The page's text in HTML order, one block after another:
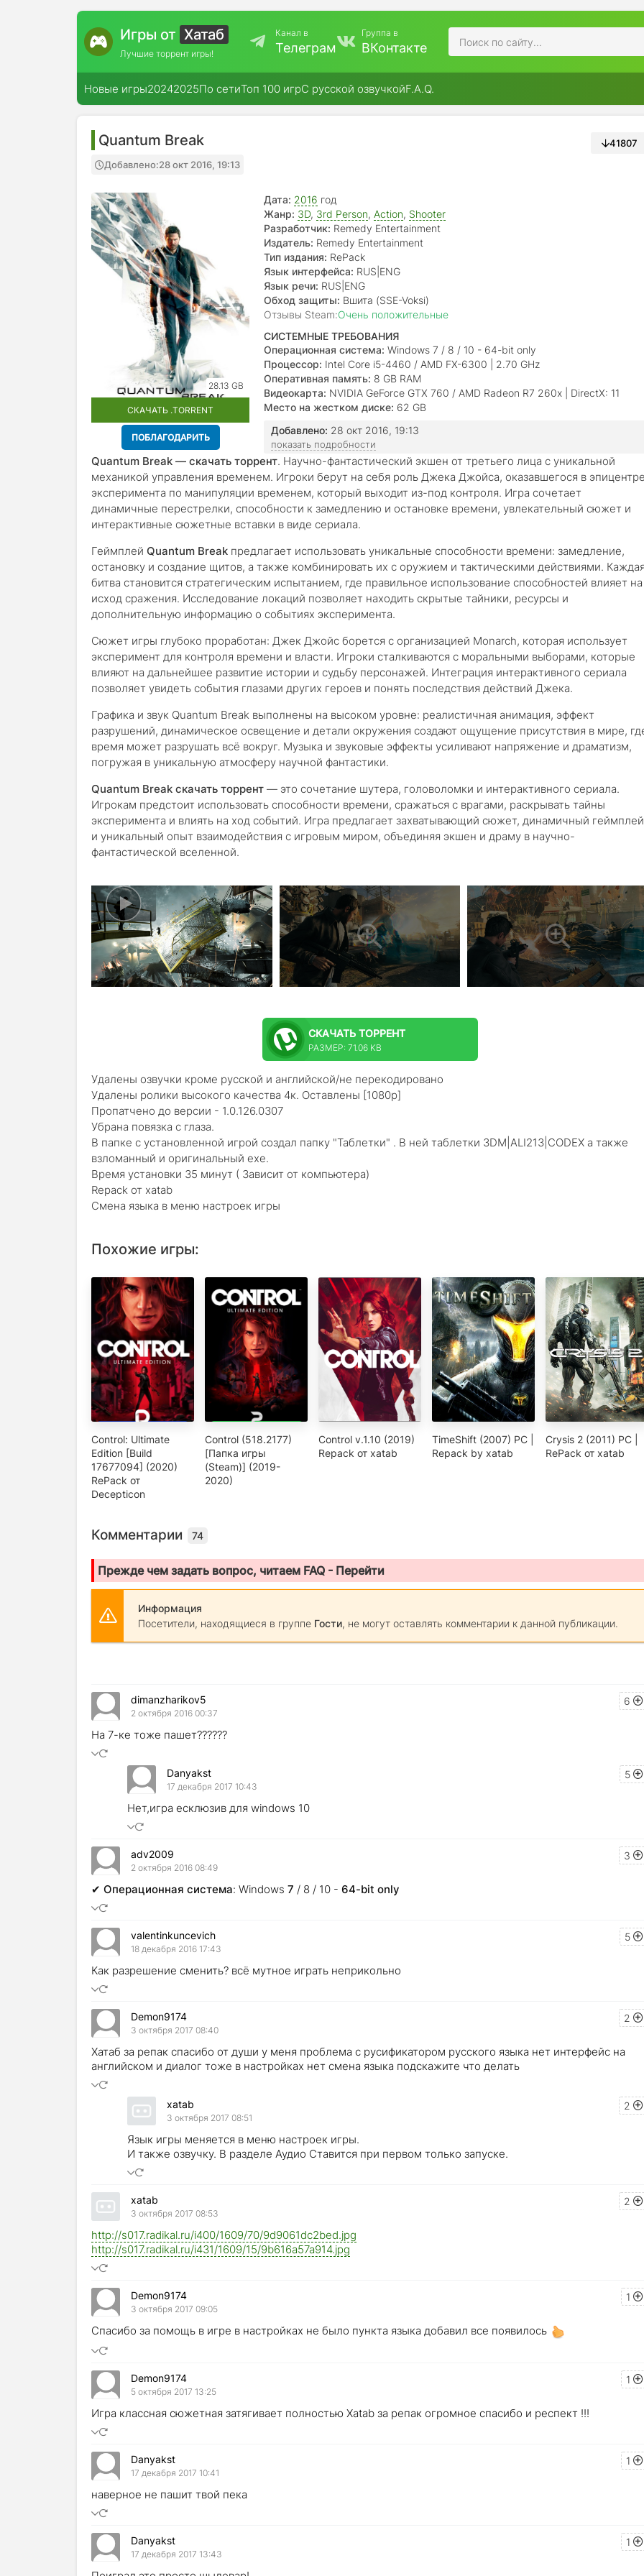
Игры от Хатаб
Лучшие торрент игры!
Канал в
Телеграм
Группа в
ВКонтакте
Новые игры20242025По сетиТоп 100 игрС русской озвучкойF.A.Q.
Quantum Break
Добавлено:28 окт 2016, 19:13
41807
28.13 GB
СКАЧАТЬ .TORRENT
ПОБЛАГОДАРИТЬ
Дата: 2016 год
Жанр: 3D, 3rd Person, Action, Shooter
Разработчик: Remedy Entertainment
Издатель: Remedy Entertainment
Тип издания: RePack
Язык интерфейса: RUS|ENG
Язык речи: RUS|ENG
Обход защиты: Вшита (SSE-Voksi)
Отзывы Steam:Очень положительные
СИСТЕМНЫЕ ТРЕБОВАНИЯ
Операционная система: Windows 7 / 8 / 10 - 64-bit only
Процессор: Intel Core i5-4460 / AMD FX-6300 | 2.70 GHz
Оперативная память: 8 GB RAM
Видеокарта: NVIDIA GeForce GTX 760 / AMD Radeon R7 260x | DirectX: 11
Место на жестком диске: 62 GB
Добавлено: 28 окт 2016, 19:13
показать подробности
Quantum Break — скачать торрент. Научно-фантастический экшен от третьего лица с уникальной
механикой управления временем. Игроки берут на себя роль Джека Джойса, оказавшегося в эпицентре
эксперимента по манипуляции временем, который выходит из-под контроля. Игра сочетает
динамичные перестрелки, способности к замедлению и остановке времени, увлекательный сюжет и
интерактивные сюжетные вставки в виде сериала.
Геймплей Quantum Break предлагает использовать уникальные способности времени: замедление,
остановку и создание щитов, а также комбинировать их с оружием и тактическими действиями. Каждая
битва становится стратегическим испытанием, где правильное использование способностей влияет на
исход сражения. Исследование локаций позволяет находить скрытые тайники, ресурсы и
дополнительную информацию о событиях эксперимента.
Сюжет игры глубоко проработан: Джек Джойс борется с организацией Monarch, которая использует
эксперимент для контроля времени и власти. Игроки сталкиваются с моральными выборами, которые
влияют на дальнейшее развитие истории и судьбу персонажей. Интеграция интерактивного сериала
позволяет увидеть события глазами других героев и понять последствия действий Джека.
Графика и звук Quantum Break выполнены на высоком уровне: реалистичная анимация, эффект
разрушений, динамическое освещение и детали окружения создают ощущение присутствия в мире,
время может разрушать всё вокруг. Музыка и звуковые эффекты усиливают напряжение и драматизм,
погружая в уникальную атмосферу научной фантастики.
Quantum Break скачать торрент — это сочетание шутера, головоломки и интерактивного сериала.
Игрокам предстоит использовать способности времени, сражаться с врагами, раскрывать тайны
эксперимента и влиять на ход событий. Игра предлагает захватывающий сюжет, динамичный геймплей
и уникальный опыт взаимодействия с игровым миром, объединяя экшен и драму в научно-
фантастической вселенной.
СКАЧАТЬ ТОРРЕНТ
РАЗМЕР: 71.06 KB
Удалены озвучки кроме русской и английской/не перекодировано
Удалены ролики высокого качества 4к. Оставлены [1080p]
Пропатчено до версии - 1.0.126.0307
Убрана повязка с глаза.
В папке с установленной игрой создал папку "Таблетки" . В ней таблетки 3DM|ALI213|CODEX а также
взломанный и оригинальный exe.
Время установки 35 минут ( Зависит от компьютера)
Repack от xatab
Смена языка в меню настроек игры
Похожие игры:
Control: Ultimate
Edition [Build
17677094] (2020)
RePack от
Decepticon
Control (518.2177)
[Папка игры
(Steam)] (2019-
2020)
Control v.1.10 (2019)
Repack от xatab
TimeShift (2007) PC |
Repack by xatab
Crysis 2 (2011) PC |
RePack от xatab
Комментарии 74
Прежде чем задать вопрос, читаем FAQ - Перейти
Информация
Посетители, находящиеся в группе Гости, не могут оставлять комментарии к данной публикации.
6
dimanzharikov5
2 октября 2016 00:37
На 7-ке тоже пашет??????
5
Danyakst
17 декабря 2017 10:43
Нет,игра есклюзив для windows 10
3
adv2009
2 октября 2016 08:49
✔ Операционная система: Windows 7 / 8 / 10 - 64-bit only
5
valentinkuncevich
18 декабря 2016 17:43
Как разрешение сменить? всё мутное играть неприкольно
2
Demon9174
3 октября 2017 08:40
Хатаб за репак спасибо от души у меня проблема с русификатором русского языка нет интерфейс на
английском и диалог тоже в настройках нет смена языка подскажите что делать
2
xatab
3 октября 2017 08:51
Язык игры меняется в меню настроек игры.
И также озвучку. В разделе Аудио Ставится при первом только запуске.
2
xatab
3 октября 2017 08:53
http://s017.radikal.ru/i400/1609/70/9d9061dc2bed.jpg
http://s017.radikal.ru/i431/1609/15/9b616a57a914.jpg
1
Demon9174
3 октября 2017 09:05
Спасибо за помощь в игре в настройках не было пункта языка добавил все появилось
1
Demon9174
5 октября 2017 13:25
Игра классная сюжетная затягивает полностью Xatab за репак огромное спасибо и респект !!!
1
Danyakst
17 декабря 2017 10:41
наверное не пашит твой пека
1
Danyakst
17 декабря 2017 13:43